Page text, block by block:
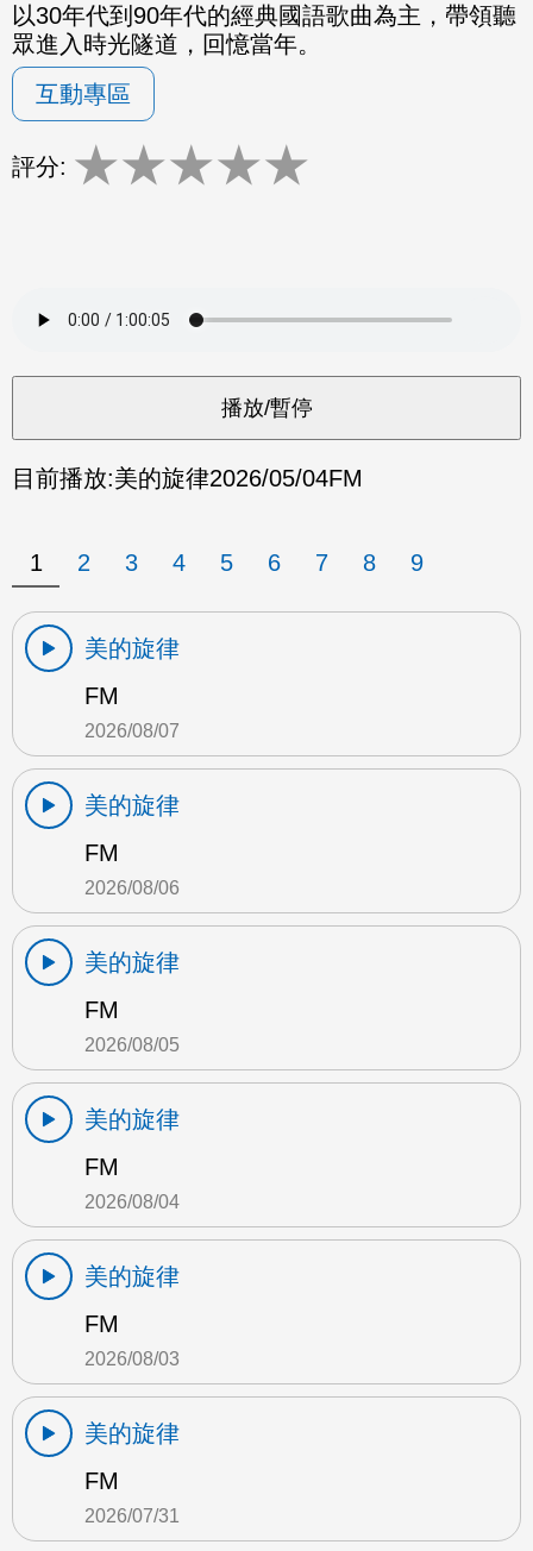
以30年代到90年代的經典國語歌曲為主，帶領聽
眾進入時光隧道，回憶當年。
互動專區
評分: ★★★★★
目前播放:美的旋律2026/05/04FM
1 2 3 4 5 6 7 8 9
美的旋律
FM
2026/08/07
美的旋律
FM
2026/08/06
美的旋律
FM
2026/08/05
美的旋律
FM
2026/08/04
美的旋律
FM
2026/08/03
美的旋律
FM
2026/07/31